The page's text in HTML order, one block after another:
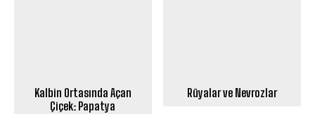
Kalbin Ortasında Açan
Çiçek: Papatya
Rüyalar ve Nevrozlar